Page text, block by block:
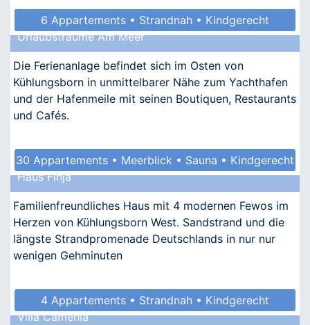
6 Appartements • Strandnah • Kindgerecht
Urlaubsträume Am Meer
Die Ferienanlage befindet sich im Osten von
Kühlungsborn in unmittelbarer Nähe zum Yachthafen
und der Hafenmeile mit seinen Boutiquen, Restaurants
und Cafés.
30 Appartements • Meerblick • Sauna • Kindgerecht
Haus Finja
Familienfreundliches Haus mit 4 modernen Fewos im
Herzen von Kühlungsborn West. Sandstrand und die
längste Strandpromenade Deutschlands in nur nur
wenigen Gehminuten
4 Appartements • Strandnah • Kindgerecht
Villa Camenia